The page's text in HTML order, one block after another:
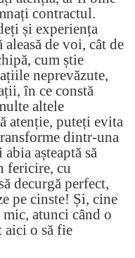
contractul.
și experiența
de voi, cât de
cum știe
neprevăzute,
în ce constă
altele
atenție, puteți evita
dintr-una
așteaptă să
fericire, cu
decurgă perfect,
pe cinste! Și, cine
atunci când o
aici o să fie